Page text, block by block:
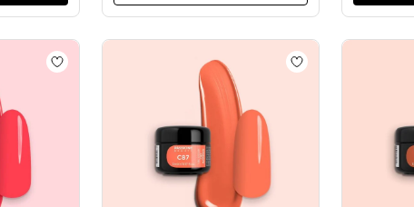
Couleur F48 Fluo Pepper
Ajouter à la liste de souhaits Gel couleur C89 Energia
Ajouter à la liste